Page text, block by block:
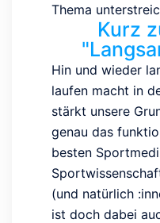
Thema
Kurz
Hin und wieder
laufen macht in
stärkt unsere
genau das
besten
(und natürlich
ist doch dabei